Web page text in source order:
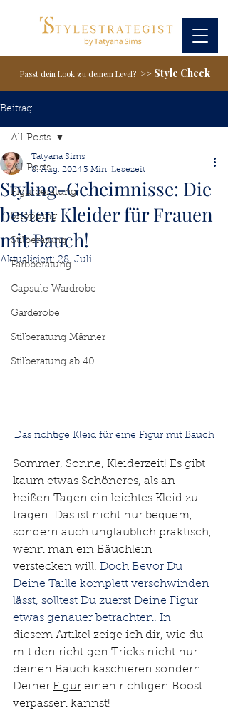
Passt dein Look zu deinem Level? >> Style Check
Beitrag
All Posts
Figurberatung
Shopping
Stilberatung
Farbberatung
Capsule Wardrobe
Garderobe
Stilberatung Männer
Stilberatung ab 40
All Posts
Styling-Geheimnisse: Die
besten Kleider für Frauen
mit Bauch!
Tatyana Sims
8. Aug. 20243 Min. Lesezeit
Aktualisiert:28. Juli
Das richtige Kleid für eine Figur mit Bauch
Sommer, Sonne, Kleiderzeit! Es gibt
kaum etwas Schöneres, als an
heißen Tagen ein leichtes Kleid zu
tragen. Das ist nicht nur bequem,
sondern auch unglaublich praktisch,
wenn man ein Bäuchlein
verstecken will. Doch Bevor Du
Deine Taille komplett verschwinden
lässt, solltest Du zuerst Deine Figur
etwas genauer betrachten. In
diesem Artikel zeige ich dir, wie du
mit den richtigen Tricks nicht nur
deinen Bauch kaschieren sondern
Deiner Figur einen richtigen Boost
verpassen kannst!